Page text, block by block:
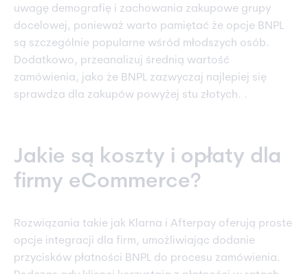
uwagę demografię i zachowania zakupowe grupy
docelowej, ponieważ warto pamiętać że opcje BNPL
są szczególnie popularne wśród młodszych osób.
Dodatkowo, przeanalizuj średnią wartość
zamówienia, jako że BNPL zazwyczaj najlepiej się
sprawdza dla zakupów powyżej stu złotych. .
Jakie są koszty i opłaty dla
firmy eCommerce?
Rozwiązania takie jak Klarna i Afterpay oferują proste
opcje integracji dla firm, umożliwiając dodanie
przycisków płatności BNPL do procesu zamówienia.